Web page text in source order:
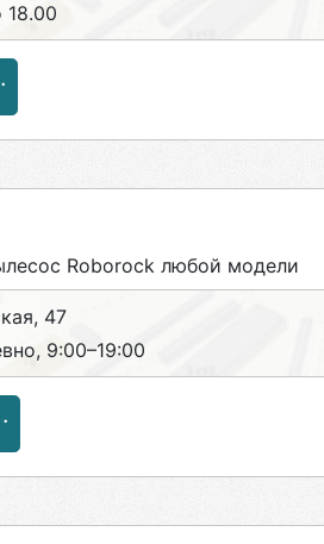
18.00
Roborock любой модели
47
9:00–19:00